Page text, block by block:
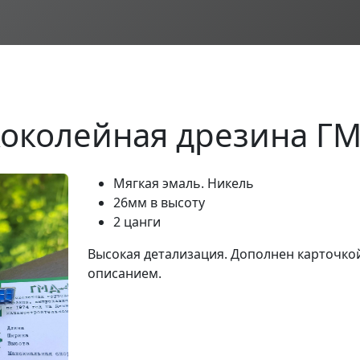
дрезина
Мягкая эмаль. Никель
26мм в высоту
2 цанги
Высокая детализация. Дополнен
описанием.